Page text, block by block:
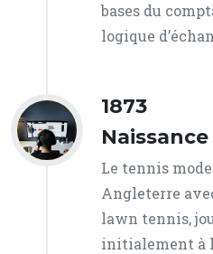
bases du
logique
1873
Le tennis
Angleterre
lawn tennis,
initialement à